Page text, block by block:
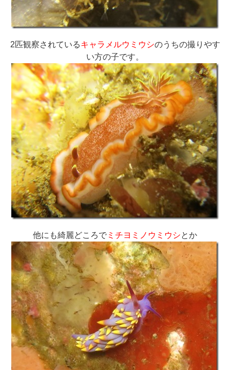
2匹観察されているキャラメルウミウシのうちの撮りやす
い方の子です。
他にも綺麗どころで ミチヨミノウミウシとか